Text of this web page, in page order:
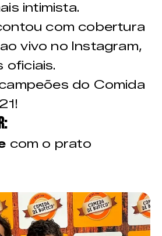
intimista.
com cobertura
vivo no Instagram,
oficiais.
do Comida
com o prato